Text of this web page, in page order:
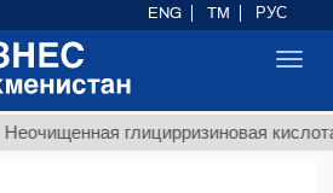
Неочищенная глицирризиновая
ENG TM РУС